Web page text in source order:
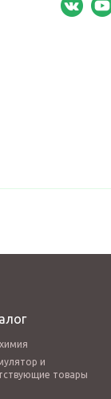
и
товары